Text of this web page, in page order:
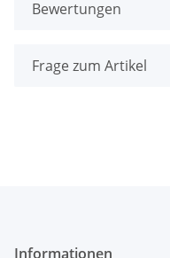
Bewertungen
Frage zum Artikel
Informationen